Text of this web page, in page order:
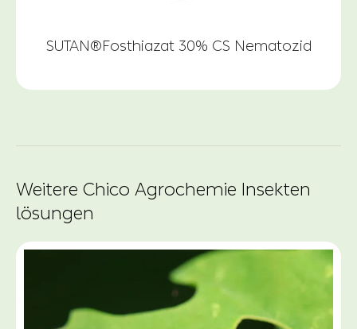
SUTAN®Fosthiazat 30% CS Nematozid
Weitere Chico Agrochemie Insekten
lösungen